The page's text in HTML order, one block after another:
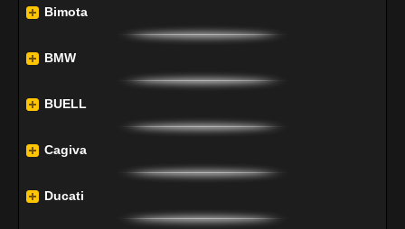
Bimota
BMW
BUELL
Cagiva
Ducati